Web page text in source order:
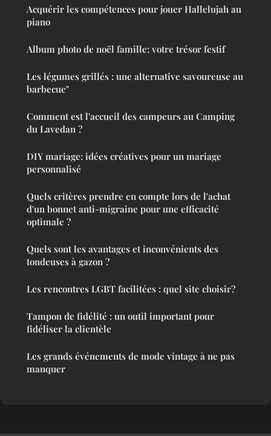
Acquérir les compétences pour jouer Hallelujah au
piano
Album photo de noël famille: votre trésor festif
Les légumes grillés : une alternative savoureuse au
barbecue"
Comment est l'accueil des campeurs au Camping
du Lavedan ?
DIY mariage: idées créatives pour un mariage
personnalisé
Quels critères prendre en compte lors de l'achat
d'un bonnet anti-migraine pour une efficacité
optimale ?
Quels sont les avantages et inconvénients des
tondeuses à gazon ?
Les rencontres LGBT facilitées : quel site choisir?
Tampon de fidélité : un outil important pour
fidéliser la clientèle
Les grands événements de mode vintage à ne pas
manquer